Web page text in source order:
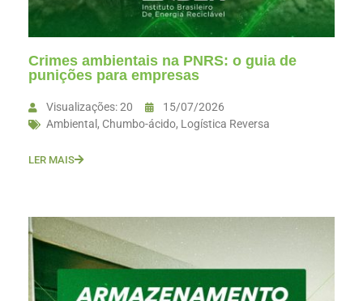
Crimes ambientais na PNRS: o guia de
punições para empresas
Visualizações: 20
15/07/2026
Ambiental , Chumbo-ácido, Logística Reversa
LER MAIS